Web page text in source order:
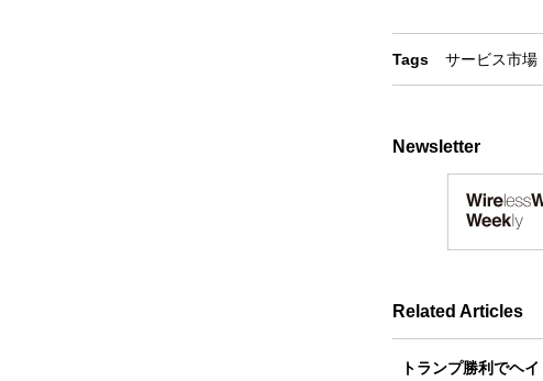
Tags サービス市場
Newsletter
Related Articles
トランプ勝利でヘ